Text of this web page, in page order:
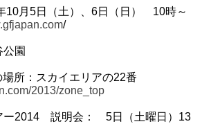
月5日（土）、6日（日） 10時～
/
園
場所：スカイエリアの22番
2013/zone_top
2014 説明会： 5日（土曜日）13